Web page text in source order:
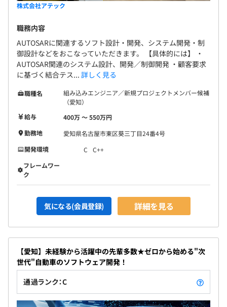
株式会社アテック
職務内容
AUTOSARに関連するソフト設計・開発、システム開発・制
御設計などをおこなっていただきます。 【具体的には】 ・
AUTOSAR関連のシステム設計、開発／制御開発 ・顧客要求
に基づく結合テス... 詳しく見る
職種名
組み込みエンジニア／新規プロジェクトメンバー候補
（愛知）
給与
400万 〜 550万円
勤務地
愛知県名古屋市東区葵三丁目24番4号
開発環境
C
C++
フレームワー
ク
気になる(会員登録) 詳細を見る
【愛知】未経験から活躍中の先輩多数★ゼロから始める"次
世代"自動車のソフトウェア開発！
通過ランク：C